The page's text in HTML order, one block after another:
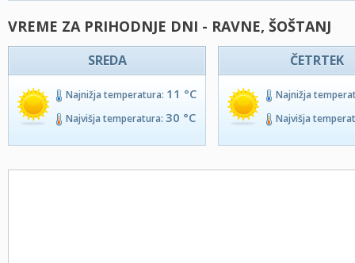
VREME ZA PRIHODNJE DNI - RAVNE, ŠOŠTANJ
SREDA
Najnižja temperatura: 11 °C
Najvišja temperatura: 30 °C
ČETRTEK
Najnižja
Najvišja